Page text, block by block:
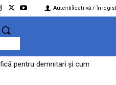
Autentificați-vă /
pentru demnitari și cum
din hotelurile din